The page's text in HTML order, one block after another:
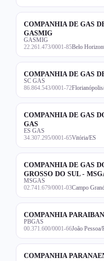
COMPANHIA DE GAS
GASMIG
GASMIG
22.261.473/0001-85Belo
COMPANHIA DE GAS
SC GAS
86.864.543/0001-72
COMPANHIA DE GAS
GAS
ES GAS
34.307.295/0001-65Vitória/ES
COMPANHIA DE GAS
GROSSO DO SUL -
MSGAS
02.741.679/0001-03Campo
COMPANHIA
PBGAS
00.371.600/0001-66João Pessoa/
COMPANHIA